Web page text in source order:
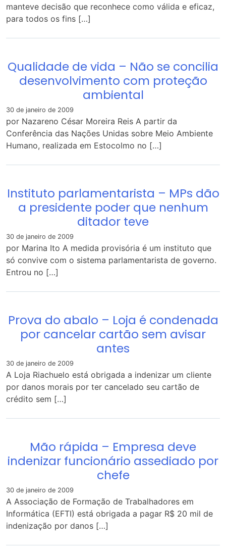
manteve decisão que reconhece como válida e eficaz,
para todos os fins […]
Qualidade de vida – Não se concilia
desenvolvimento com proteção
ambiental
30 de janeiro de 2009
por Nazareno César Moreira Reis A partir da
Conferência das Nações Unidas sobre Meio Ambiente
Humano, realizada em Estocolmo no […]
Instituto parlamentarista – MPs dão
a presidente poder que nenhum
ditador teve
30 de janeiro de 2009
por Marina Ito A medida provisória é um instituto que
só convive com o sistema parlamentarista de governo.
Entrou no […]
Prova do abalo – Loja é condenada
por cancelar cartão sem avisar
antes
30 de janeiro de 2009
A Loja Riachuelo está obrigada a indenizar um cliente
por danos morais por ter cancelado seu cartão de
crédito sem […]
Mão rápida – Empresa deve
indenizar funcionário assediado por
chefe
30 de janeiro de 2009
A Associação de Formação de Trabalhadores em
Informática (EFTI) está obrigada a pagar R$ 20 mil de
indenização por danos […]